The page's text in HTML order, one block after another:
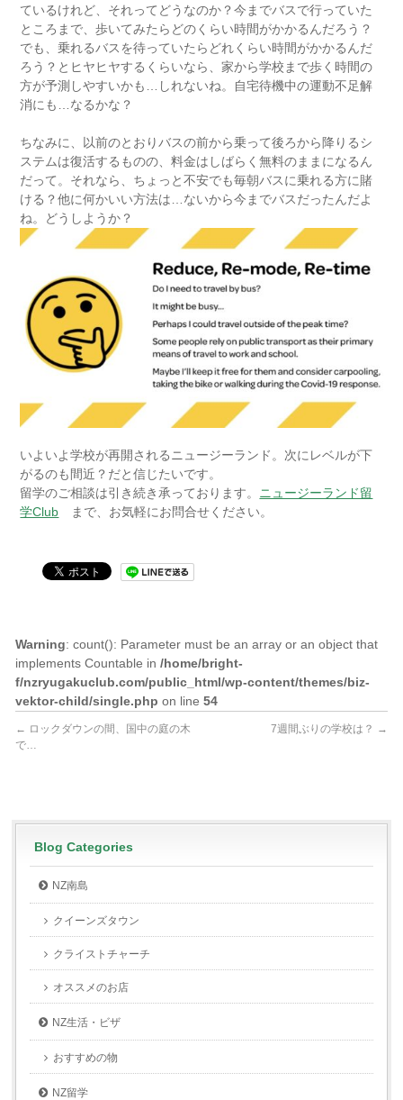
ているけれど、それってどうなのか？今までバスで行っていた
ところまで、歩いてみたらどのくらい時間がかかるんだろう？
でも、乗れるバスを待っていたらどれくらい時間がかかるんだ
ろう？とヒヤヒヤするくらいなら、家から学校まで歩く時間の
方が予測しやすいかも…しれないね。自宅待機中の運動不足解
消にも…なるかな？
ちなみに、以前のとおりバスの前から乗って後ろから降りるシ
ステムは復活するものの、料金はしばらく無料のままになるん
だって。それなら、ちょっと不安でも毎朝バスに乗れる方に賭
ける？他に何かいい方法は…ないから今までバスだったんだよ
ね。どうしようか？
いよいよ学校が再開されるニュージーランド。次にレベルが下
がるのも間近？だと信じたいです。
留学のご相談は引き続き承っております。 ニュージーランド留
学Club まで、お気軽にお問合せください。
Warning: count(): Parameter must be an array or an object that
implements Countable in/home/bright-
f/nzryugakuclub.com/public_html/wp-content/themes/biz-
vektor-child/single.php on line54
← ロックダウンの間、国中の庭の木
で…
7週間ぶりの学校は？ →
Blog Categories
NZ南島
クイーンズタウン
クライストチャーチ
オススメのお店
NZ生活・ビザ
おすすめの物
NZ留学